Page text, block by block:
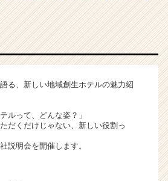
る、新しい地域創生ホテルの魅力紹
ルって、どんな姿？」
だくだけじゃない、新しい役割っ
説明会を開催します。